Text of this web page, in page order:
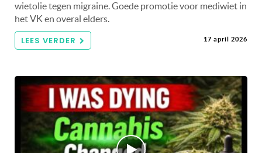
wietolie tegen migraine. Goede promotie voor mediwiet in
het VK en overal elders.
LEES VERDER 17 april 2026